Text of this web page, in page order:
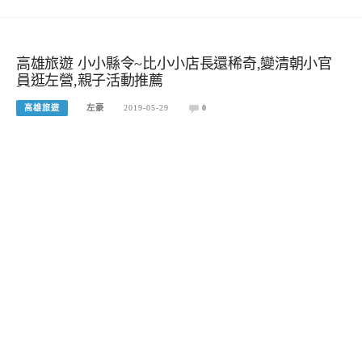
高雄旅遊 小小縣令~比小小店長還稀奇,變清朝小官
員逛左營,親子活動推薦
高雄旅遊 左豪 2019-05-29 0